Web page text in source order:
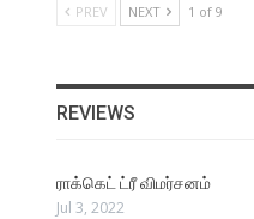
PREV NEXT 1 of 9
REVIEWS
ராக்கெட் ட்ரீ விமர்சனம்
Jul 3, 2022